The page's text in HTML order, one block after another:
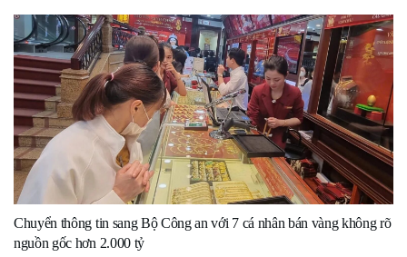
Chuyển thông tin sang Bộ Công an với 7 cá nhân bán vàng không rõ
nguồn gốc hơn 2.000 tỷ